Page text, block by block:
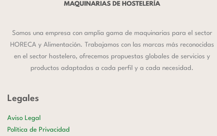
Somos una empresa con amplia gama de maquinarias para el sector
HORECA y Alimentación. Trabajamos con las marcas más reconocidas
en el sector hostelero, ofrecemos propuestas globales de servicios y
productos adaptadas a cada perfil y a cada necesidad.
Legales
Aviso Legal
Política de Privacidad